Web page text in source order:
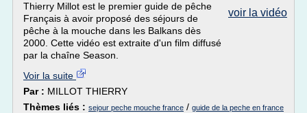
voir la vidéo
Thierry Millot est le premier guide de pêche
Français à avoir proposé des séjours de
pêche à la mouche dans les Balkans dès
2000. Cette vidéo est extraite d'un film diffusé
par la chaîne Season.
Voir la suite
Par : MILLOT THIERRY
Thèmes liés : sejour peche mouche france / guide de la peche en france